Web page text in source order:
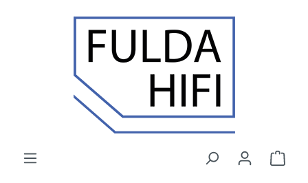
Zum Hauptinhalt springen